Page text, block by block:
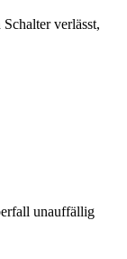
verlässt,
unauffällig